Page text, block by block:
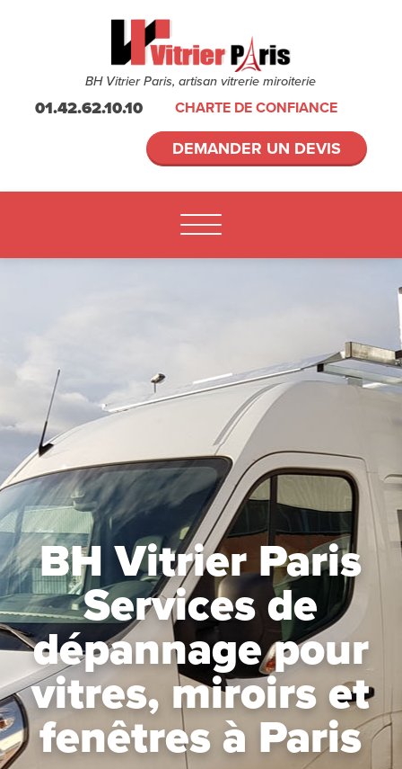
BH Vitrier Paris, artisan vitrerie miroiterie
01.42.62.10.10 CHARTE DE CONFIANCE
DEMANDER UN DEVIS
BH Vitrier Paris
Services de
dépannage pour
vitres, miroirs et
fenêtres à Paris